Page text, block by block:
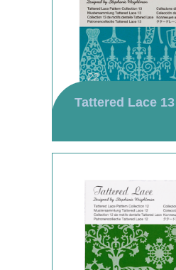
Tattered Lace 13